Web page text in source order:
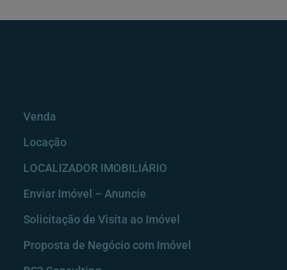
Venda
Locação
LOCALIZADOR IMOBILIÁRIO
Enviar Imóvel – Anuncie
Solicitação de Visita ao Imóvel
Proposta de Negócio com Imóvel